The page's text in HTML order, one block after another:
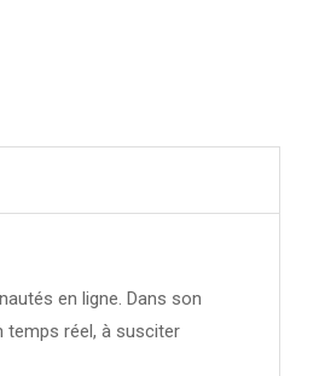
en ligne. Dans son
temps réel, à susciter